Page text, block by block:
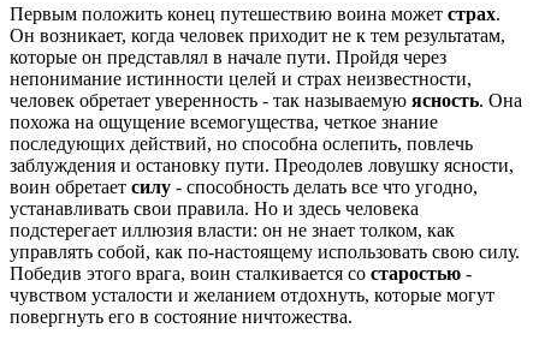
Первым положить конец путешествию воина может страх.
Он возникает, когда человек приходит не к тем результатам,
которые он представлял в начале пути. Пройдя через
непонимание истинности целей и страх неизвестности,
человек обретает уверенность - так называемую ясность. Она
похожа на ощущение всемогущества, четкое знание
последующих действий, но способна ослепить, повлечь
заблуждения и остановку пути. Преодолев ловушку ясности,
воин обретает силу - способность делать все что угодно,
устанавливать свои правила. Но и здесь человека
подстерегает иллюзия власти: он не знает толком, как
управлять собой, как по-настоящему использовать свою силу.
Победив этого врага, воин сталкивается со старостью -
чувством усталости и желанием отдохнуть, которые могут
повергнуть его в состояние ничтожества.